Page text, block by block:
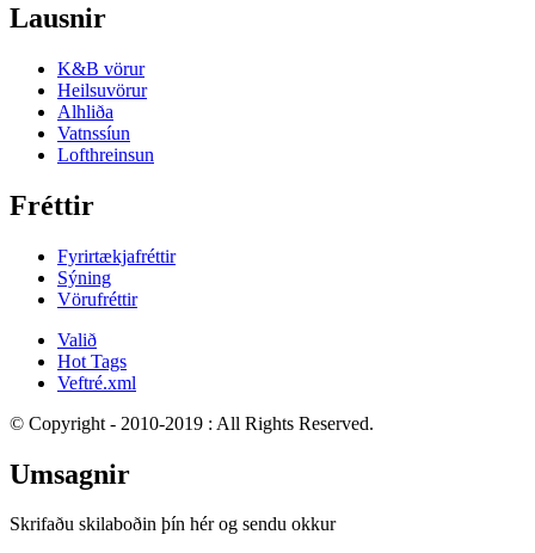
Lausnir
K&B vörur
Heilsuvörur
Alhliða
Vatnssíun
Lofthreinsun
Fréttir
Fyrirtækjafréttir
Sýning
Vörufréttir
Valið
Hot Tags
Veftré.xml
© Copyright - 2010-2019 : All Rights Reserved.
Umsagnir
Skrifaðu skilaboðin þín hér og sendu okkur